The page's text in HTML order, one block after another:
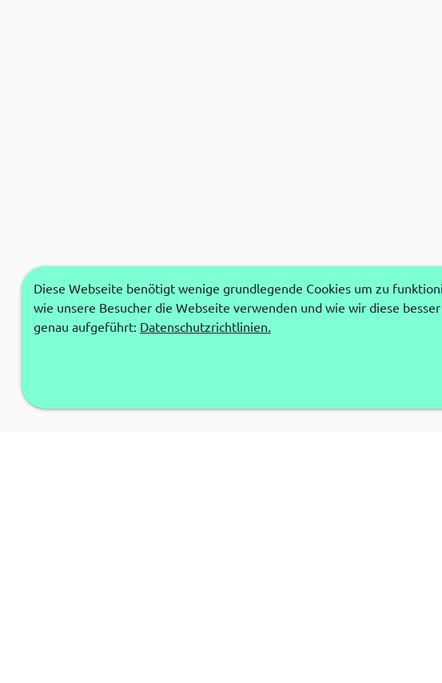
Diese Webseite benötigt wenige grundlegende Cookies um zu
wie unsere Besucher die Webseite verwenden und wie wir diese
genau aufgeführt: Datenschutzrichtlinien.